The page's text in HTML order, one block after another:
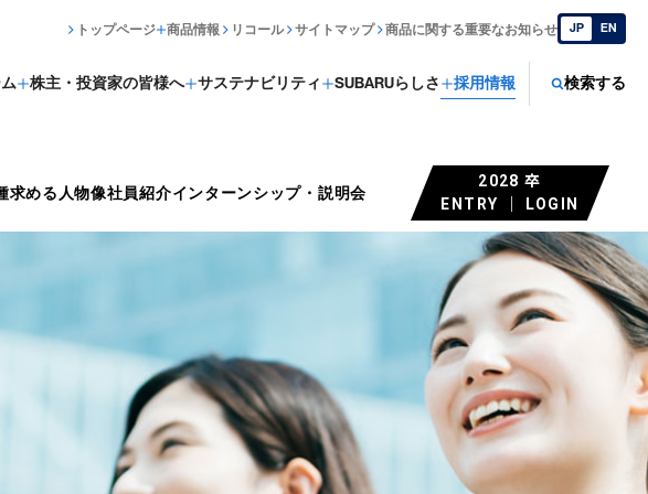
株主・投資家の皆様へ サステナビリティ SUBARUらしさ 採用情報 検索する
トップページ 商品情報 リコール サイトマップ 商品に関する重要なお知らせ JP EN
求める人物像社員紹介インターンシップ・説明会
2028 卒
ENTRY ｜ LOGIN